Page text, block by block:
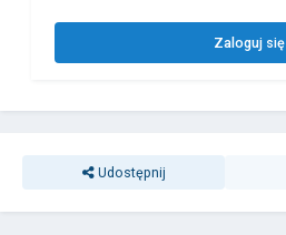
Zaloguj się
Udostępnij